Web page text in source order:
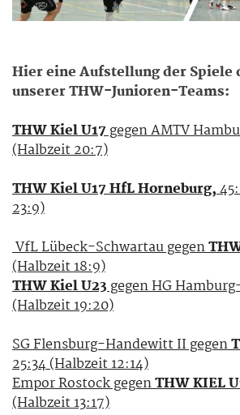
Hier eine Aufstellung der Spiele
unserer THW-Junioren-Teams:
THW Kiel U17gegen AMTV
(Halbzeit 20:7)
THW Kiel U17 HfL Horneburg,
23:9)
VfL Lübeck-Schwartau gegen
(Halbzeit 18:9)
THW Kiel U23gegen HG
(Halbzeit 19:20)
SG Flensburg-Handewitt II gegen
25:34 (Halbzeit 12:14)
Empor Rostock gegenTHW KIEL
(Halbzeit 13:17)